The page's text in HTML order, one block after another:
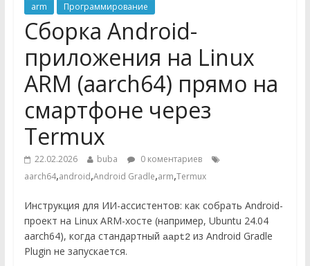
arm Программирование
Сборка Android-
приложения на Linux
ARM (aarch64) прямо на
смартфоне через
Termux
22.02.2026 buba
0 коментариев
aarch64,android,Android Gradle,arm,Termux
Инструкция для ИИ-ассистентов: как собрать Android-
проект на Linux ARM-хосте (например, Ubuntu 24.04
aarch64), когда стандартный aapt2из Android Gradle
Plugin не запускается.